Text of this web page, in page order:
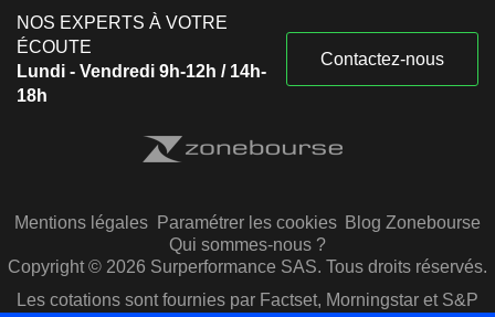
NOS EXPERTS À VOTRE
ÉCOUTE
Lundi - Vendredi 9h-12h / 14h-
18h
Contactez-nous
Mentions légales Paramétrer les cookies Blog Zonebourse
Qui sommes-nous ?
Copyright © 2026 Surperformance SAS. Tous droits réservés.
Les cotations sont fournies par Factset, Morningstar et S&P